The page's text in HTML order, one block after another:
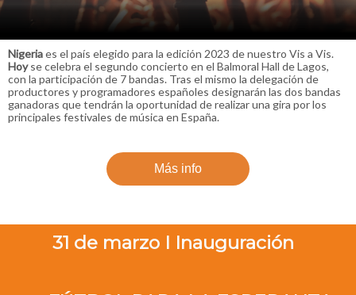
Nigeriaes el país elegido para la edición 2023 de nuestro Vis a Vis.
Hoyse celebra el segundo concierto en el Balmoral Hall de Lagos,
con la participación de 7 bandas. Tras el mismo la delegación de
productores y programadores españoles designarán las dos bandas
ganadoras que tendrán la oportunidad de realizar una gira por los
principales festivales de música en España.
Más info
31 de marzo I Inauguración